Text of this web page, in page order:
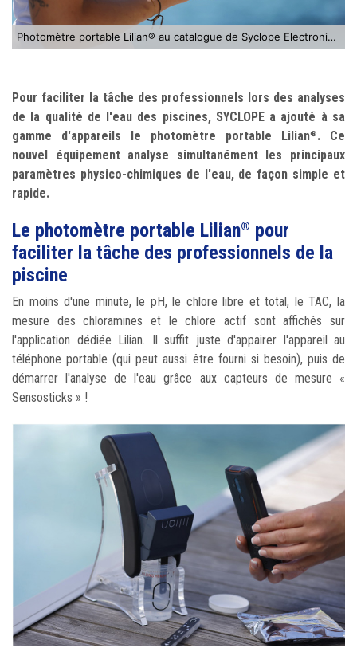
Photomètre portable Lilian® au catalogue de Syclope Electronique
Pour faciliter la tâche des professionnels lors des analyses
de la qualité de l'eau des piscines, SYCLOPE a ajouté à sa
gamme d'appareils le photomètre portable Lilian®. Ce
nouvel équipement analyse simultanément les principaux
paramètres physico-chimiques de l'eau, de façon simple et
rapide.
Le photomètre portable Lilian® pour
faciliter la tâche des professionnels de la
piscine
En moins d'une minute, le pH, le chlore libre et total, le TAC, la
mesure des chloramines et le chlore actif sont affichés sur
l'application dédiée Lilian. Il suffit juste d'appairer l'appareil au
téléphone portable (qui peut aussi être fourni si besoin), puis de
démarrer l'analyse de l'eau grâce aux capteurs de mesure «
Sensosticks » !